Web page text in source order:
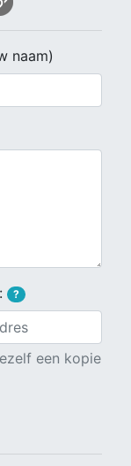
naam)
?
een kopie